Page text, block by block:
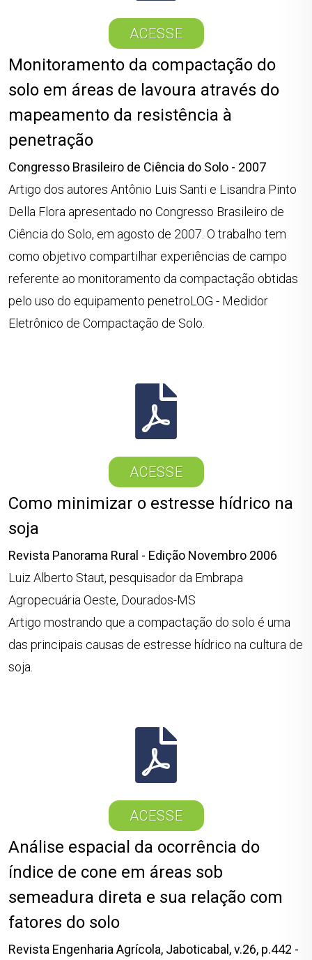
ACESSE
Monitoramento da compactação do
solo em áreas de lavoura através do
mapeamento da resistência à
penetração
Congresso Brasileiro de Ciência do Solo - 2007
Artigo dos autores Antônio Luis Santi e Lisandra Pinto
Della Flora apresentado no Congresso Brasileiro de
Ciência do Solo, em agosto de 2007. O trabalho tem
como objetivo compartilhar experiências de campo
referente ao monitoramento da compactação obtidas
pelo uso do equipamento penetroLOG - Medidor
Eletrônico de Compactação de Solo.
ACESSE
Como minimizar o estresse hídrico na
soja
Revista Panorama Rural - Edição Novembro 2006
Luiz Alberto Staut, pesquisador da Embrapa
Agropecuária Oeste, Dourados-MS
Artigo mostrando que a compactação do solo é uma
das principais causas de estresse hídrico na cultura de
soja.
ACESSE
Análise espacial da ocorrência do
índice de cone em áreas sob
semeadura direta e sua relação com
fatores do solo
Revista Engenharia Agrícola, Jaboticabal, v.26, p.442 -